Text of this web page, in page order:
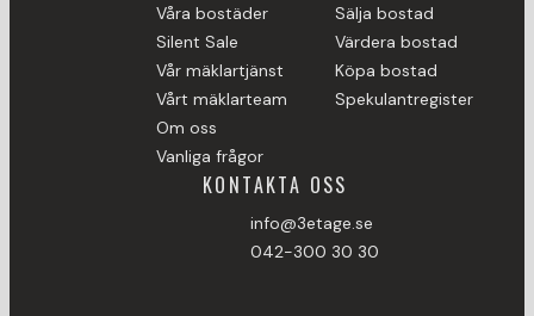
Våra bostäder
Silent Sale
Vår mäklartjänst
Vårt mäklarteam
Om oss
Vanliga frågor
Sälja bostad
Värdera bostad
Köpa bostad
Spekulantregister
KONTAKTA OSS
info@3etage.se
042-300 30 30